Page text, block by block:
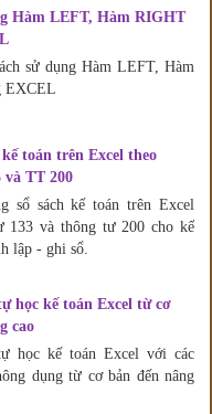
Hàm LEFT, Hàm RIGHT
sử dụng Hàm LEFT, Hàm
EXCEL
kế toán trên Excel theo
và TT 200
sổ sách kế toán trên Excel
133 và thông tư 200 cho kế
lập - ghi sổ.
học kế toán Excel từ cơ
cao
học kế toán Excel với các
dụng từ cơ bản đến nâng